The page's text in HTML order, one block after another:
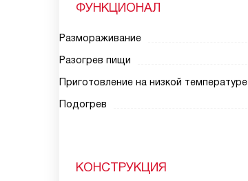
ФУНКЦИОНАЛ
Размораживание
Разогрев пищи
Приготовление на низкой температуре
Подогрев
КОНСТРУКЦИЯ